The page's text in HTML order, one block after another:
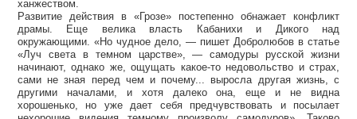
ханжеством.
Развитие действия в «Грозе» постепенно обнажает конфликт
драмы. Еще велика власть Кабанихи и Дикого над
окружающими. «Но чудное дело, — пишет Добролюбов в статье
«Луч света в темном царстве», — самодуры русской жизни
начинают, однако же, ощущать какое-то недовольство и страх,
сами не зная перед чем и почему... выросла другая жизнь, с
другими началами, и хотя далеко она, еще и не видна
хорошенько, но уже дает себя предчувствовать и посылает